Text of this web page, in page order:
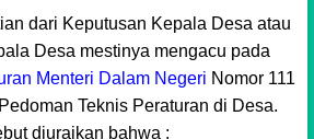
dari Keputusan Kepala Desa atau
Desa mestinya mengacu pada
Menteri Dalam Negeri Nomor 111
Teknis Peraturan di Desa.
diuraikan bahwa :